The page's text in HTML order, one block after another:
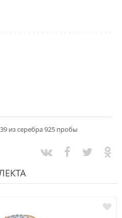
из серебра 925 пробы